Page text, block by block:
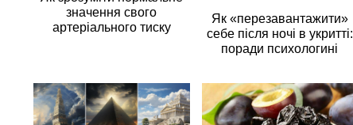
значення свого
артеріального тиску
Як «перезавантажити»
себе після ночі в укритті:
поради психологині